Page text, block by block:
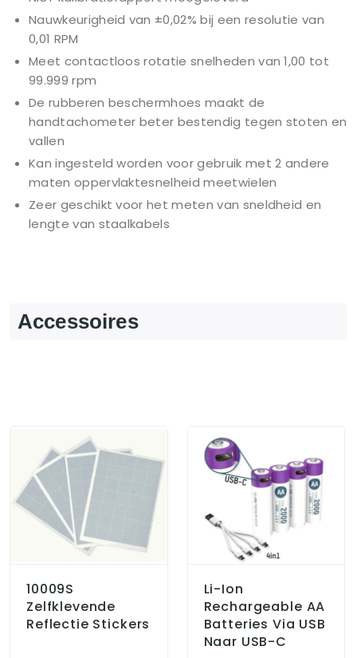
Nauwkeurigheid van ±0,02% bij een resolutie van
0,01 RPM
Meet contactloos rotatie snelheden van 1,00 tot
99.999 rpm
De rubberen beschermhoes maakt de
handtachometer beter bestendig tegen stoten en
vallen
Kan ingesteld worden voor gebruik met 2 andere
maten oppervlaktesnelheid meetwielen
Zeer geschikt voor het meten van sneldheid en
lengte van staalkabels
Accessoires
10009S
Zelfklevende
Reflectie Stickers
Li-Ion
Rechargeable AA
Batteries Via USB
Naar USB-C